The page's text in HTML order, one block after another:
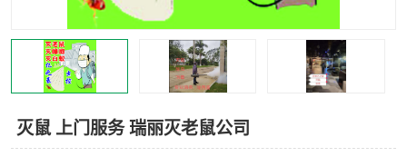
灭鼠 上门服务 瑞丽灭老鼠公司